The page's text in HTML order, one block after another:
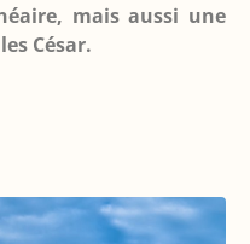
mais aussi une
César.